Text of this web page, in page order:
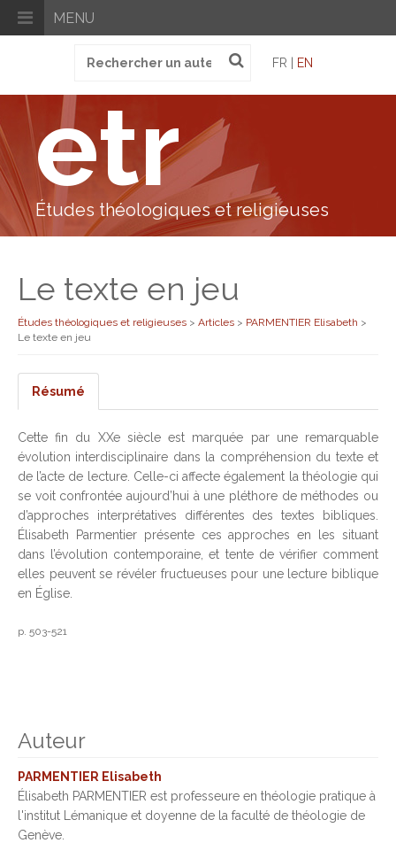
MENU
pour
FR | EN
etr
Études théologiques et religieuses
Le texte en jeu
Études théologiques et religieuses > Articles > PARMENTIER Elisabeth >
Le texte en jeu
Résumé
Cette fin du XXe siècle est marquée par une remarquable
évolution interdisciplinaire dans la compréhension du texte et
de l’acte de lecture. Celle-ci affecte également la théologie qui
se voit confrontée aujourd’hui à une pléthore de méthodes ou
d’approches interprétatives différentes des textes bibliques.
Élisabeth Parmentier présente ces approches en les situant
dans l’évolution contemporaine, et tente de vérifier comment
elles peuvent se révéler fructueuses pour une lecture biblique
en Église.
p. 503-521
Auteur
PARMENTIER Elisabeth
Élisabeth PARMENTIER est professeure en théologie pratique à
l'institut Lémanique et doyenne de la faculté de théologie de
Genève.